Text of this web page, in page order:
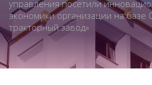
управления посетили
экономики организации на
тракторный завод»